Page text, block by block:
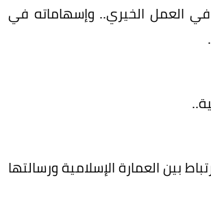
العمل الخيري.. وإسهاماته في
بين العمارة الإسلامية ورسالتها